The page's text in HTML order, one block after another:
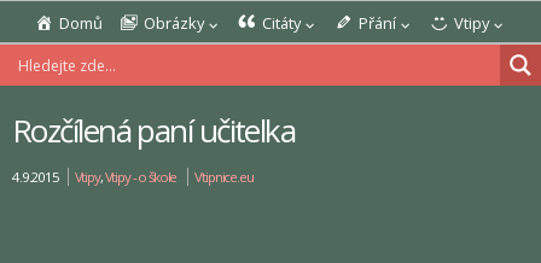
Domů Obrázky Citáty Přání Vtipy
Rozčílená paní učitelka
4.9.2015 Vtipy,Vtipy - o škole Vtipnice.eu